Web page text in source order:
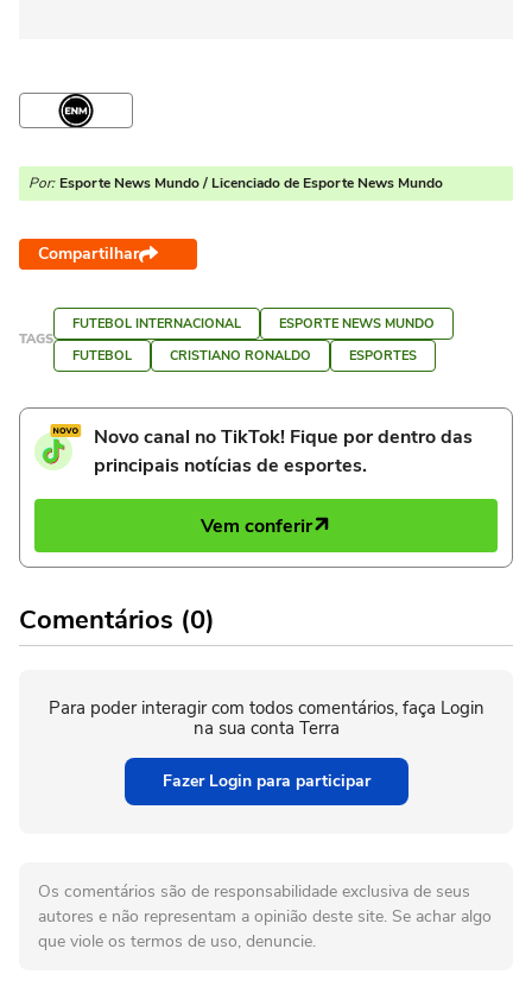
Por: Esporte News Mundo / Licenciado de Esporte News Mundo
Compartilhar
TAGS
FUTEBOL INTERNACIONAL
ESPORTE NEWS MUNDO
FUTEBOL
CRISTIANO RONALDO ESPORTES
Novo canal no TikTok! Fique por dentro das
principais notícias de esportes.
Vem conferir
Comentários (0)
Para poder interagir com todos comentários, faça Login
na sua conta Terra
Fazer Login para participar
Os comentários são de responsabilidade exclusiva de seus
autores e não representam a opinião deste site. Se achar algo
que viole os termos de uso, denuncie.